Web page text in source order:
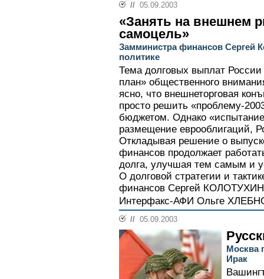
// 05.09.2003
«Занять на внешнем
самоцель»
Замминистра финансов Сергей
политике
Тема долговых выплат
план» общественного
ясно, что внешнеторговая
просто решить «проблему-
бюджетом. Однако
размещение еврооблигаций,
Откладывая решение о
финансов продолжает
долга, улучшая тем самым и
О долговой стратегии и
финансов Сергей КОЛОТУХИН
Интерфакс-АФИ Ольге
// 05.09.2003
Москва
Ирак